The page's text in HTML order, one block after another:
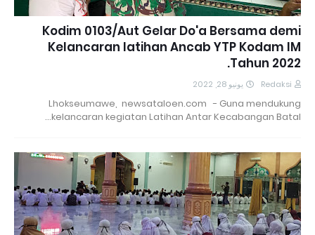
Kodim 0103/Aut Gelar Do'a Bersama demi
Kelancaran latihan Ancab YTP Kodam IM
Tahun 2022.
Redaksi يونيو 28, 2022
Lhokseumawe, newsataloen.com - Guna mendukung
kelancaran kegiatan Latihan Antar Kecabangan Batal…